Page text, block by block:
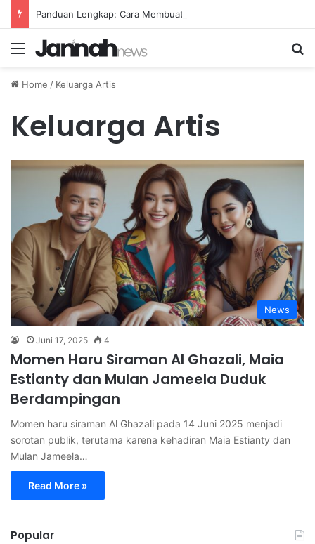
Menu
Home / Keluarga Artis
Keluarga Artis
News
Juni 17, 2025 4
Momen Haru Siraman Al Ghazali, Maia
Estianty dan Mulan Jameela Duduk
Berdampingan
Momen haru siraman Al Ghazali pada 14 Juni 2025 menjadi
sorotan publik, terutama karena kehadiran Maia Estianty dan
Mulan Jameela…
Read More »
Popular